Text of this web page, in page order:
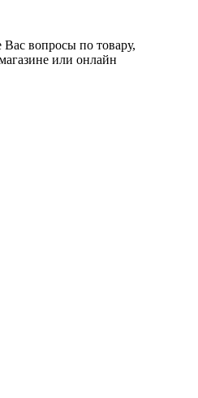
вопросы по товару,
или онлайн